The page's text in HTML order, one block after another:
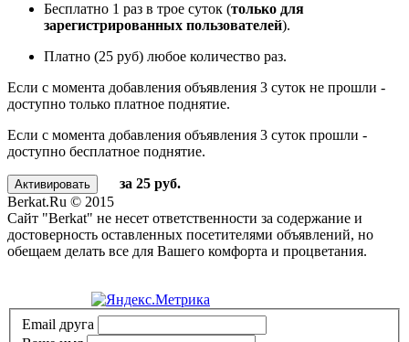
Бесплатно 1 раз в трое суток (только для
зарегистрированных пользователей).
Платно (25 руб) любое количество раз.
Если с момента добавления объявления 3 суток не прошли -
доступно только платное поднятие.
Если с момента добавления объявления 3 суток прошли -
доступно бесплатное поднятие.
за 25 руб.
Berkat.Ru © 2015
Сайт "Berkat" не несет ответственности за содержание и
достоверность оставленных посетителями объявлений, но
обещаем делать все для Вашего комфорта и процветания.
Email друга